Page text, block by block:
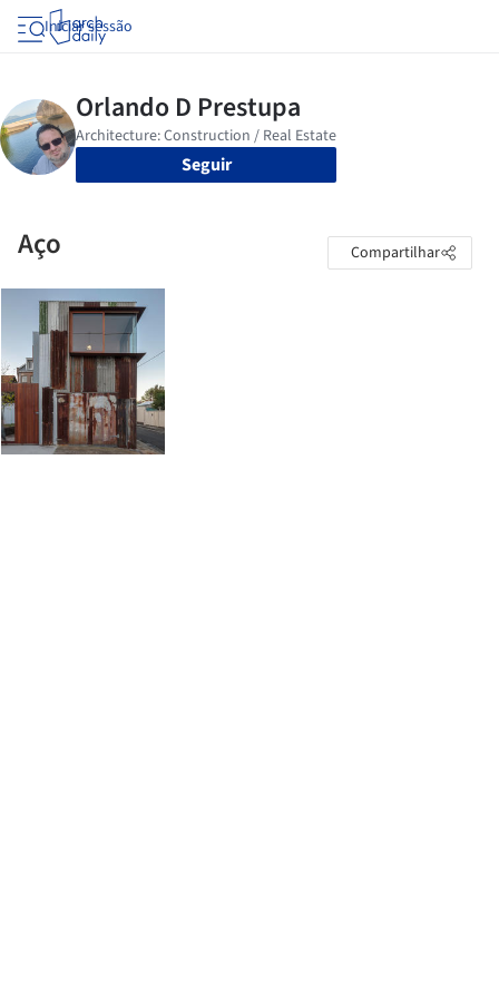
Iniciar sessão
Seguir
Aço Compartilhar